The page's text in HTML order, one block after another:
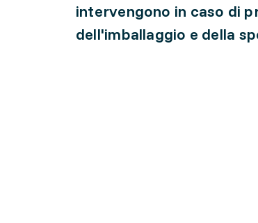
intervengono in caso di
dell'imballaggio e della